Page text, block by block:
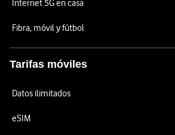
Internet 5G en casa
Fibra, móvil y fútbol
Tarifas móviles
Datos ilimitados
eSIM